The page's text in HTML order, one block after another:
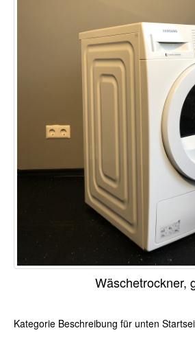
Wäschetrockner,
Kategorie Beschreibung für unten